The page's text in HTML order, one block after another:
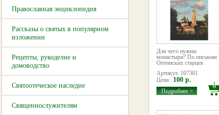
Православная энциклопедия
Рассказы о святых в популярном
изложении
Рецепты, рукоделие и
домоводство
Святоотеческое наследие
Священнослужителям
Для чего нужны
монастыри? По письмам
Оптинских старцев
Артикул: 107301
Цена: 100 р.
Подробнее >